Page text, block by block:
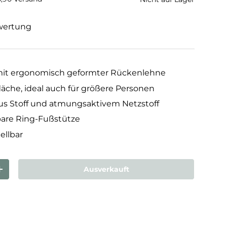
ergonomisch geformter Rückenlehne
ideal auch für größere Personen
Stoff und atmungsaktivem Netzstoff
Ring-Fußstütze
erhöhen Ausverkauft